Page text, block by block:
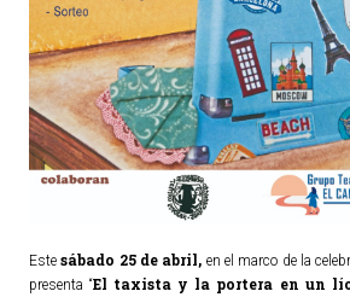
Estesábado 25 de abril, en el marco de la
presenta “El taxista y la portera en un